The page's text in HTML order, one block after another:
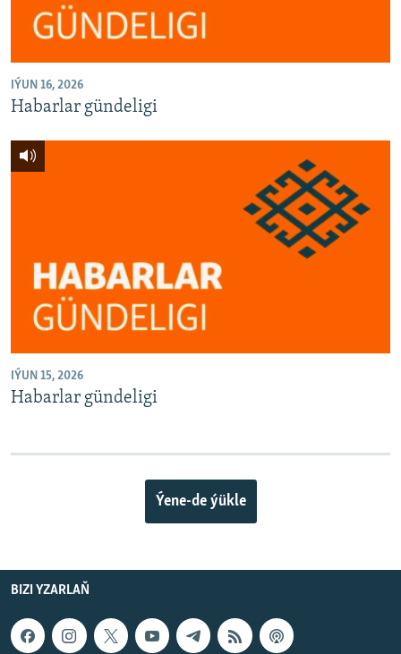
IÝUN 16, 2026
Habarlar gündeligi
IÝUN 15, 2026
Habarlar gündeligi
Ýene-de ýükle
BIZI YZARLAŇ